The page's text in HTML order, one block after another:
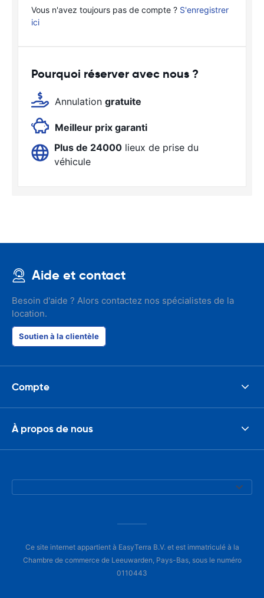
Vous n'avez toujours pas de compte ? S'enregistrer
ici
Pourquoi réserver avec nous ?
Annulation gratuite
Meilleur prix garanti
Plus de 24000lieux de prise du
véhicule
Aide et contact
Besoin d'aide ? Alors contactez nos spécialistes de la
location.
Soutien à la clientèle
Compte
À propos de nous
Ce site internet appartient à EasyTerra B.V. et est immatriculé à la
Chambre de commerce de Leeuwarden, Pays-Bas, sous le numéro
0110443